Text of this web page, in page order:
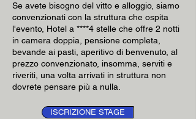
Se avete bisogno del vitto e alloggio, siamo
convenzionati con la struttura che ospita
l'evento, Hotel a ****4 stelle che offre 2 notti
in camera doppia, pensione completa,
bevande ai pasti, aperitivo di benvenuto, al
prezzo convenzionato, insomma, serviti e
riveriti, una volta arrivati in struttura non
dovrete pensare più a nulla.
ISCRIZIONE STAGE